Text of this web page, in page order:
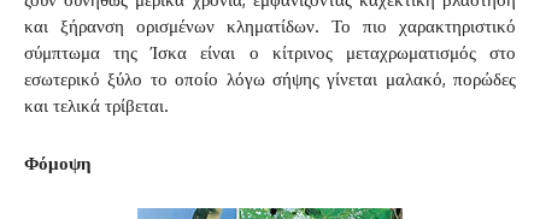
και ξήρανση ορισμένων κληματίδων. Το πιο χαρακτηριστικό
σύμπτωμα της Ίσκα είναι ο κίτρινος μεταχρωματισμός στο
εσωτερικό ξύλο το οποίο λόγω σήψης γίνεται μαλακό, πορώδες
και τελικά τρίβεται.
Φόμοψη